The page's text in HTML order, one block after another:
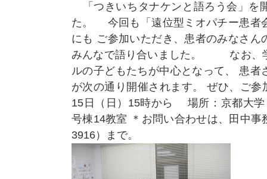
「つきいちタナケンと語ろう会」を
た。 今回も「遠位型ミオパチー患者
にも ご参加いただき、患者のみなさん
みんなで語り合いました。 なお、
ルの子どもたちが中心となって、 患者
が次の通り開催されます。 ぜひ、ご
15日（日）15時から 場所：京都大
号棟14教室 ＊お問い合わせは、田中事
3916）まで。